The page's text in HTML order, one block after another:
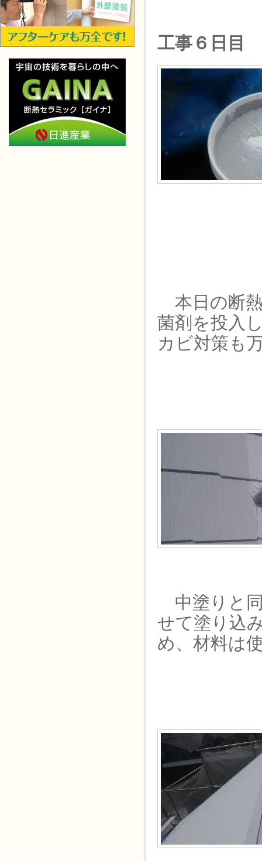
工事６日目
本日の断
菌剤を投入
カビ対策も
中塗りと
せて塗り込
め、材料は